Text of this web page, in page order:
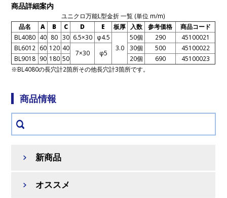
商品詳細案内
ユニクロ万能L型金折 一覧 (単位 m/m)
品名
A B C D E 板厚 入数 参考価格
商品コード
BL4080 40 80 30 6.5×30 φ4.5
3.0
50個 290
45100021
BL6012 60 120 40
7×30 φ5
30個 500
45100022
BL9018 90 180 50 20個 690
45100023
※BL4080の長穴計2箇所その他長穴計3箇所です。
商品情報
新商品
オススメ